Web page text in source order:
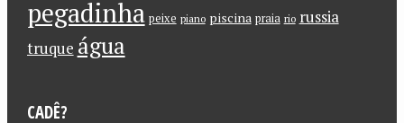
pegadinha peixe piano piscina praia rio russia
truque água
CADÊ?